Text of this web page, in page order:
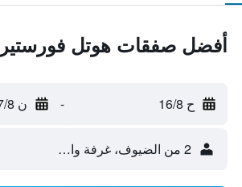
أفضل صفقات هوتل
ح 16/8 - ن 17/8
2 من الضيوف، غرفة واحدة